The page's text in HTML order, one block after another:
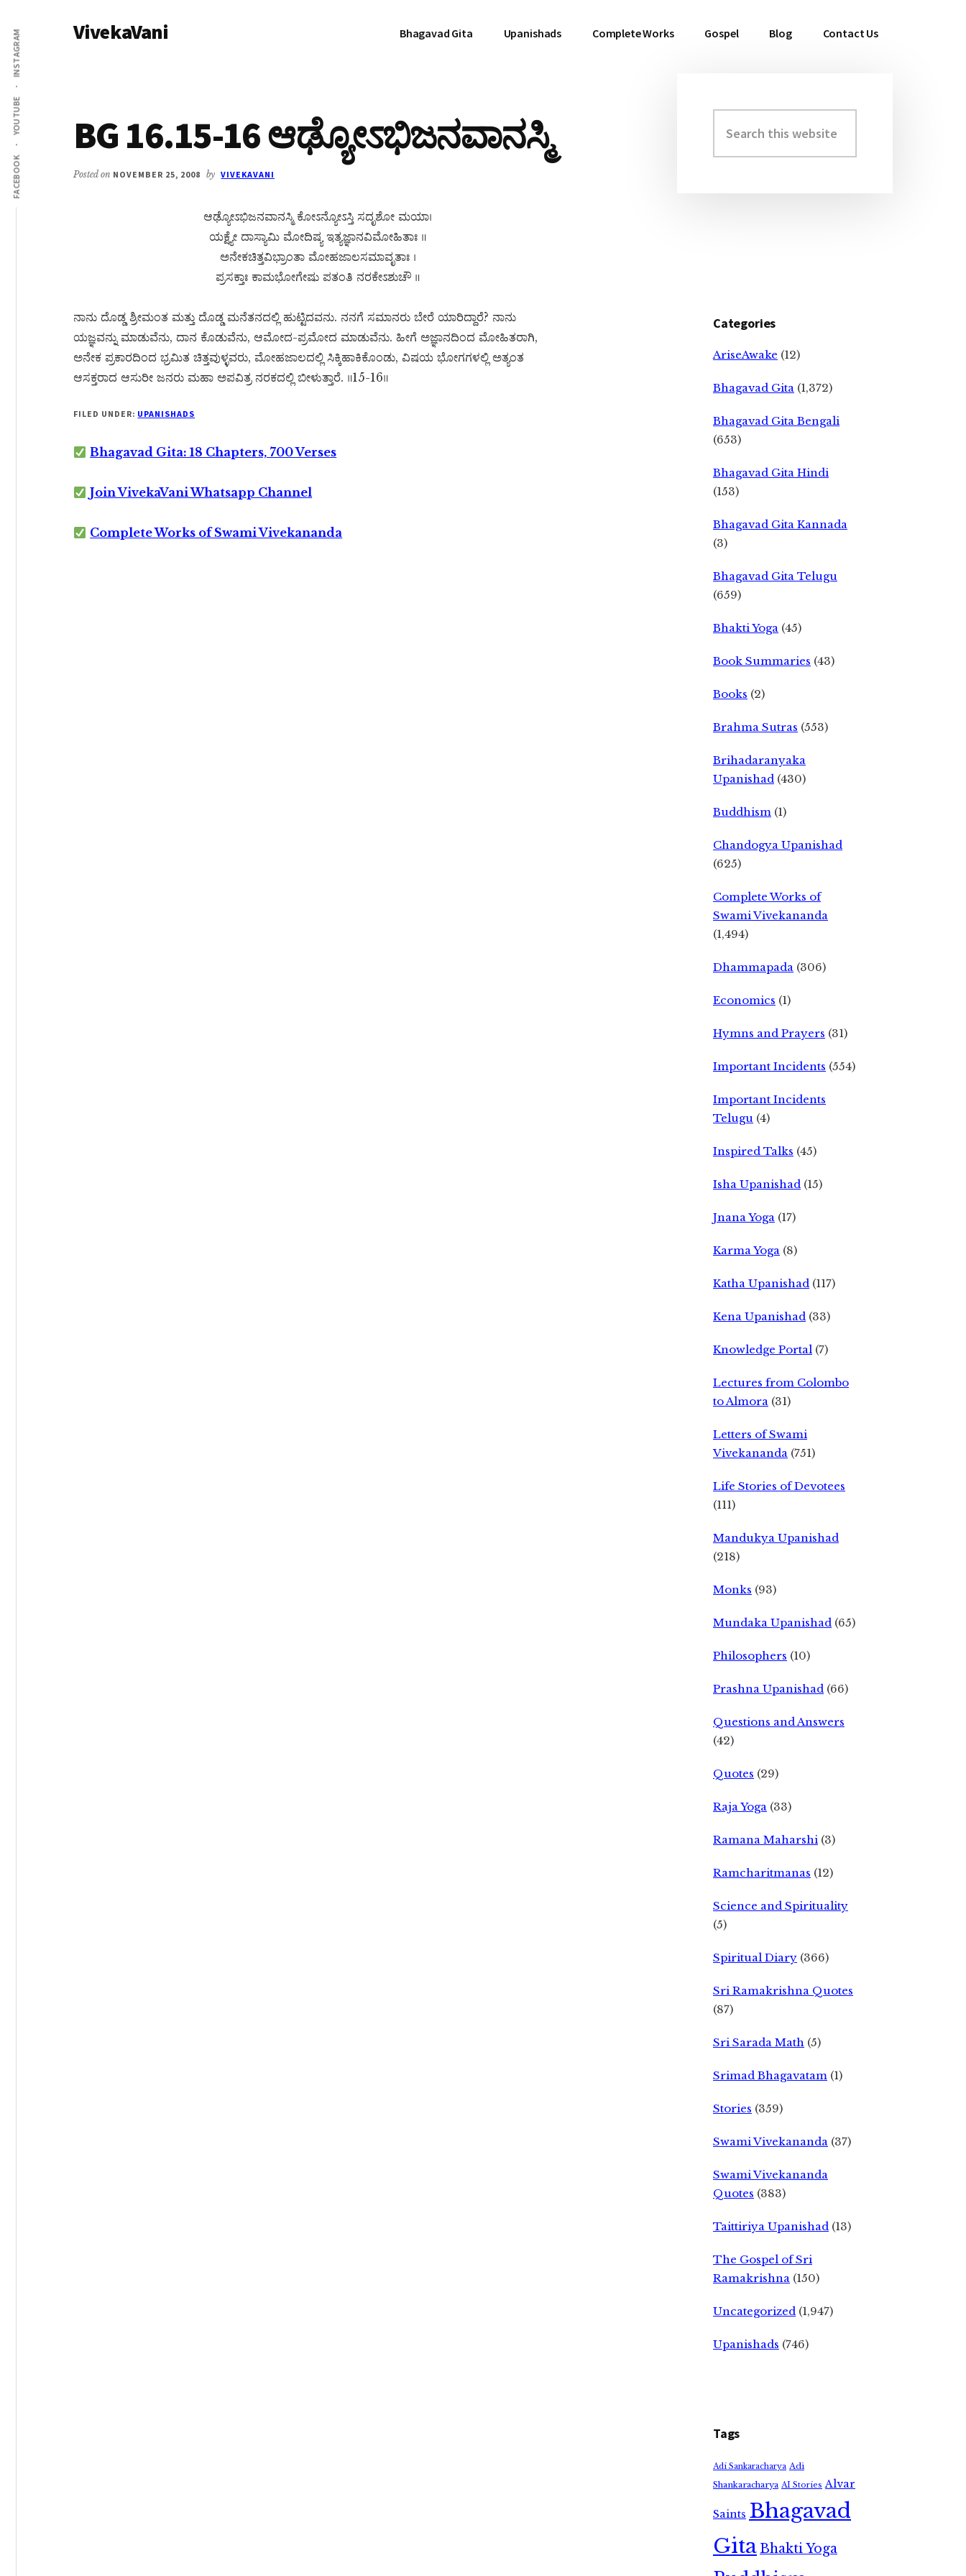
main
content
primary
sidebar
Additional
menu
FACEBOOK
YOUTUBE
INSTAGRAM VivekaVani Bhagavad Gita Upanishads Complete Works Gospel Blog Contact Us
BG 16.15-16 ಆಢ್ಯೋಽಭಿಜನವಾನಸ್ಮಿ
Posted on NOVEMBER 25, 2008 by VIVEKAVANI
ಆಢ್ಯೋಽಭಿಜನವಾನಸ್ಮಿ ಕೋಽನ್ಯೋಽಸ್ತಿ ಸದೃಶೋ ಮಯಾ।
ಯಕ್ಷ್ಯೇ ದಾಸ್ಯಾಮಿ ಮೋದಿಷ್ಯ ಇತ್ಯಜ್ಞಾನವಿಮೋಹಿತಾಃ ॥
ಅನೇಕಚಿತ್ತವಿಭ್ರಾಂತಾ ಮೋಹಜಾಲಸಮಾವೃತಾಃ ।
ಪ್ರಸಕ್ತಾಃ ಕಾಮಭೋಗೇಷು ಪತಂತಿ ನರಕೇಽಶುಚೌ ॥
ನಾನು ದೊಡ್ಡ ಶ್ರೀಮಂತ ಮತ್ತು ದೊಡ್ಡ ಮನೆತನದಲ್ಲಿ ಹುಟ್ಟಿದವನು. ನನಗೆ ಸಮಾನರು ಬೇರೆ ಯಾರಿದ್ದಾರೆ? ನಾನು
ಯಜ್ಞವನ್ನು ಮಾಡುವೆನು, ದಾನ ಕೊಡುವೆನು, ಆಮೋದ-ಪ್ರಮೋದ ಮಾಡುವೆನು. ಹೀಗೆ ಅಜ್ಞಾನದಿಂದ ಮೋಹಿತರಾಗಿ,
ಅನೇಕ ಪ್ರಕಾರದಿಂದ ಭ್ರಮಿತ ಚಿತ್ತವುಳ್ಳವರು, ಮೋಹಜಾಲದಲ್ಲಿ ಸಿಕ್ಕಿಹಾಕಿಕೊಂಡು, ವಿಷಯ ಭೋಗಗಳಲ್ಲಿ ಅತ್ಯಂತ
ಆಸಕ್ತರಾದ ಆಸುರೀ ಜನರು ಮಹಾ ಅಪವಿತ್ರ ನರಕದಲ್ಲಿ ಬೀಳುತ್ತಾರೆ. ॥15-16॥
FILED UNDER: UPANISHADS
Bhagavad Gita: 18 Chapters, 700 Verses
Join VivekaVani Whatsapp Channel
Complete Works of Swami Vivekananda
Primary
Sidebar
this
website
Categories
AriseAwake (12)
Bhagavad Gita (1,372)
Bhagavad Gita Bengali
(653)
Bhagavad Gita Hindi
(153)
Bhagavad Gita Kannada
(3)
Bhagavad Gita Telugu
(659)
Bhakti Yoga (45)
Book Summaries (43)
Books (2)
Brahma Sutras (553)
Brihadaranyaka
Upanishad (430)
Buddhism (1)
Chandogya Upanishad
(625)
Complete Works of
Swami Vivekananda
(1,494)
Dhammapada (306)
Economics (1)
Hymns and Prayers (31)
Important Incidents (554)
Important Incidents
Telugu (4)
Inspired Talks (45)
Isha Upanishad (15)
Jnana Yoga (17)
Karma Yoga (8)
Katha Upanishad (117)
Kena Upanishad (33)
Knowledge Portal (7)
Lectures from Colombo
to Almora (31)
Letters of Swami
Vivekananda (751)
Life Stories of Devotees
(111)
Mandukya Upanishad
(218)
Monks (93)
Mundaka Upanishad (65)
Philosophers (10)
Prashna Upanishad (66)
Questions and Answers
(42)
Quotes (29)
Raja Yoga (33)
Ramana Maharshi (3)
Ramcharitmanas (12)
Science and Spirituality
(5)
Spiritual Diary (366)
Sri Ramakrishna Quotes
(87)
Sri Sarada Math (5)
Srimad Bhagavatam (1)
Stories (359)
Swami Vivekananda (37)
Swami Vivekananda
Quotes (383)
Taittiriya Upanishad (13)
The Gospel of Sri
Ramakrishna (150)
Uncategorized (1,947)
Upanishads (746)
Tags
Adi Sankaracharya Adi
Shankaracharya AI Stories Alvar
Saints Bhagavad
GitaBhakti Yoga